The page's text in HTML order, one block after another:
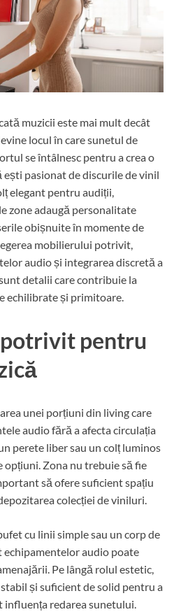
muzicii este mai mult decât
locul în care sunetul de
se întâlnesc pentru a crea o
ești pasionat de discurile de vinil
elegant pentru audiții,
zone adaugă personalitate
obișnuite în momente de
mobilierului potrivit,
audio și integrarea discretă a
detalii care contribuie la
echilibrate și primitoare.
pentru
unei porțiuni din living care
audio fără a afecta circulația
perete liber sau un colț luminos
opțiuni. Zona nu trebuie să fie
să ofere suficient spațiu
colecției de viniluri.
cu linii simple sau un corp de
echipamentelor audio poate
Pe lângă rolul estetic,
și suficient de solid pentru a
influența redarea sunetului.